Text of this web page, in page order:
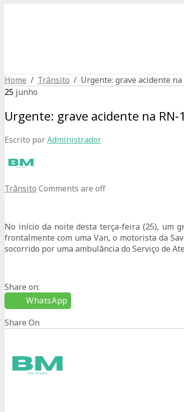
Home / Trânsito / Urgente: grave acidente na
25 junho
Urgente: grave acidente na RN-
Escrito porAdministrador
Trânsito Comments are off
No início da noite desta terça-feira (25), um
frontalmente com uma Van, o motorista da
socorrido por uma ambulância do Serviço de
Share on:
WhatsApp
Share On